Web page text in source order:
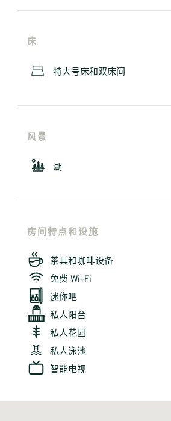
床
特大号床和双床间
风景
湖
房间特点和设施
茶具和咖啡设备
免费 Wi-Fi
迷你吧
私人阳台
私人花园
私人泳池
智能电视